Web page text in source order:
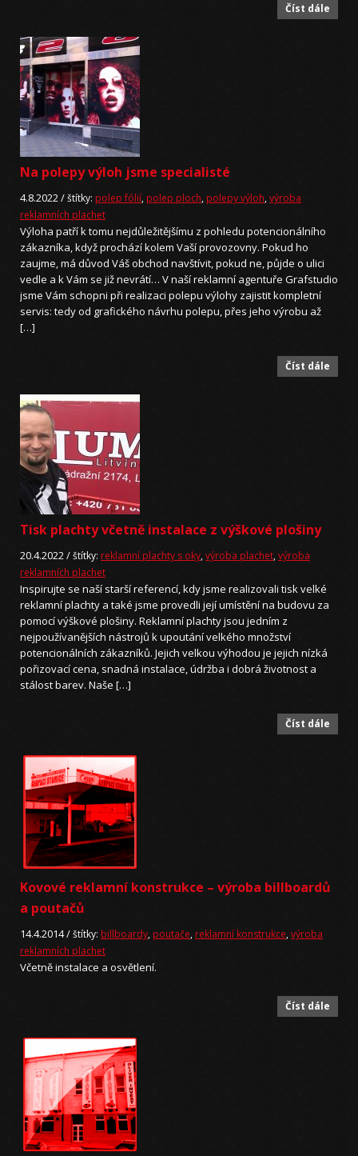
Číst dále
Na polepy výloh jsme specialisté
4.8.2022 /štítky: polep fólií, polep ploch, polepy výloh,výroba
reklamních plachet
Výloha patří k tomu nejdůležitějšímu z pohledu potencionálního
zákazníka, když prochází kolem Vaší provozovny. Pokud ho
zaujme, má důvod Váš obchod navštívit, pokud ne, půjde o ulici
vedle a k Vám se již nevrátí… V naší reklamní agentuře Grafstudio
jsme Vám schopni při realizaci polepu výlohy zajistit kompletní
servis: tedy od grafického návrhu polepu, přes jeho výrobu až
[…]
Číst dále
Tisk plachty včetně instalace z výškové plošiny
20.4.2022 /štítky: reklamní plachty s oky,výroba plachet,výroba
reklamních plachet
Inspirujte se naší starší referencí, kdy jsme realizovali tisk velké
reklamní plachty a také jsme provedli její umístění na budovu za
pomocí výškové plošiny. Reklamní plachty jsou jedním z
nejpoužívanějších nástrojů k upoutání velkého množství
potencionálních zákazníků. Jejich velkou výhodou je jejich nízká
pořizovací cena, snadná instalace, údržba i dobrá životnost a
stálost barev. Naše […]
Číst dále
Kovové reklamní konstrukce – výroba billboardů
a poutačů
14.4.2014 /štítky: billboardy, poutače, reklamní konstrukce,výroba
reklamních plachet
Včetně instalace a osvětlení.
Číst dále